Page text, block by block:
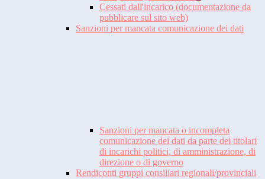
Cessati dall'incarico (documentazione da
pubblicare sul sito web)
Sanzioni per mancata comunicazione dei dati
Sanzioni per mancata o incompleta
comunicazione dei dati da parte dei titolari
di incarichi politici, di amministrazione, di
direzione o di governo
Rendiconti gruppi consiliari regionali/provinciali